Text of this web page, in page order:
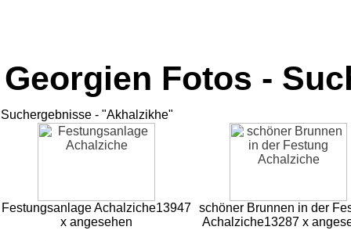
Georgien Fotos -
Suchergebnisse - "Akhalzikhe"
Festungsanlage Achalziche13947
x angesehen
schöner Brunnen in der
Achalziche13287 x